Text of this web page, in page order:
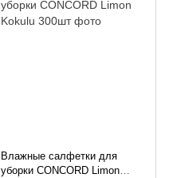
Влажные салфетки для
уборки CONCORD Limon